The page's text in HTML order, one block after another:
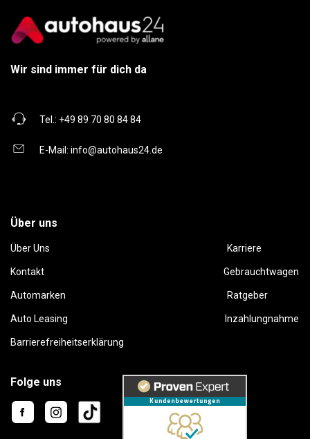
Wir sind immer für dich da
Tel.: +49 89 70 80 84 84
E-Mail: info@autohaus24.de
Über uns
Über Uns Karriere
Kontakt Gebrauchtwagen
Automarken Ratgeber
Auto Leasing Inzahlungnahme
Barrierefreiheitserklärung
Folge uns